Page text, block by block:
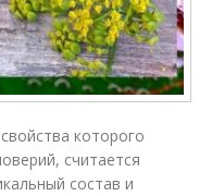
которого
считается
состав и